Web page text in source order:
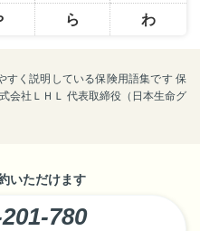
ら わ
すく説明している保険用語集です 保
会社ＬＨＬ 代表取締役（日本生命グ
いただけます
780